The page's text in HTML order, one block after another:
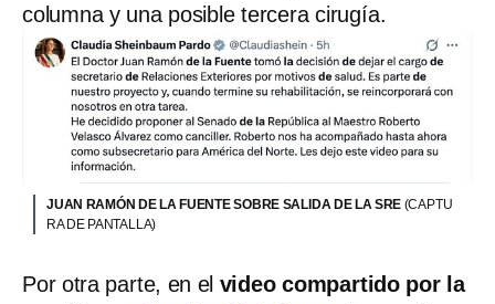
columna y una posible tercera cirugía.
JUAN RAMÓN DE LA FUENTE SOBRE SALIDA DE LA SRE (CAPTU
RA DE PANTALLA)
Por otra parte, en el video compartido por la